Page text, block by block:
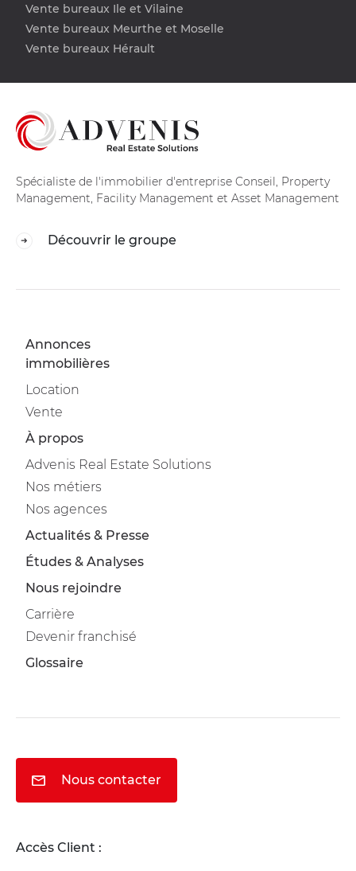
Vente bureaux Ile et Vilaine
Vente bureaux Meurthe et Moselle
Vente bureaux Hérault
Spécialiste de l'immobilier d'entreprise Conseil, Property
Management, Facility Management et Asset Management
Découvrir le groupe
Annonces
immobilières
Location
Vente
À propos
Advenis Real Estate Solutions
Nos métiers
Nos agences
Actualités & Presse
Études & Analyses
Nous rejoindre
Carrière
Devenir franchisé
Glossaire
Nous contacter
Accès Client :